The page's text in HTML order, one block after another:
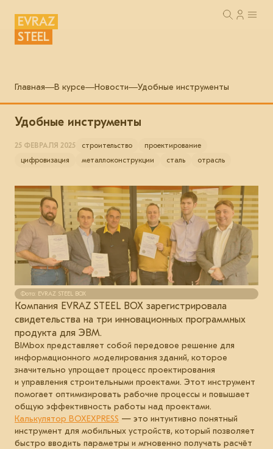
EVRAZ
STEEL
Главная В курсе Новости Удобные инструменты
Удобные инструменты
25 ФЕВРАЛЯ 2025 строительство
проектирование
цифровизация
металлоконструкции сталь отрасль
Фото: EVRAZ STEEL BOX
Компания EVRAZ STEEL BOX зарегистрировала
свидетельства на три инновационных программных
продукта для ЭВМ.
BIMbox представляет собой передовое решение для
информационного моделирования зданий, которое
значительно упрощает процесс проектирования
и управления строительными проектами. Этот инструмент
помогает оптимизировать рабочие процессы и повышает
общую эффективность работы над проектами.
Калькулятор BOXEXPRESS — это интуитивно понятный
инструмент для мобильных устройств, который позволяет
быстро вводить параметры и мгновенно получать расчёт